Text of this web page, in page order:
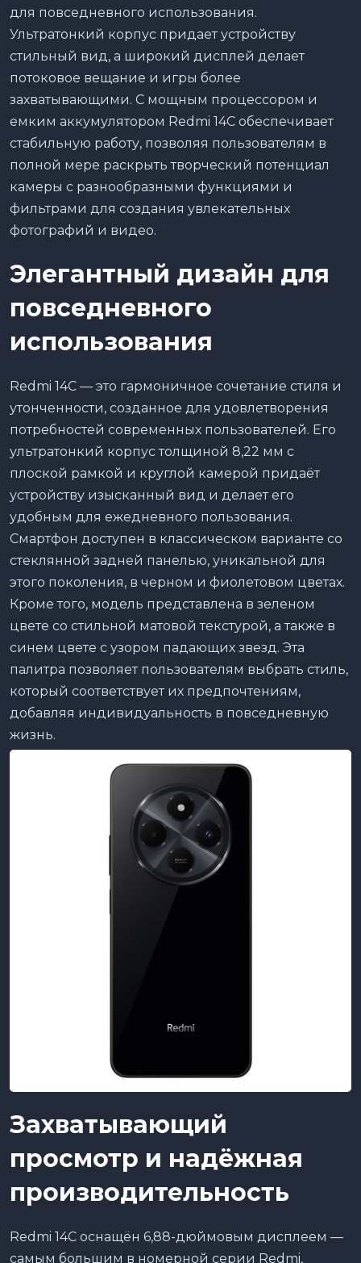
для повседневного использования.
Ультратонкий корпус придает устройству
стильный вид, а широкий дисплей делает
потоковое вещание и игры более
захватывающими. С мощным процессором и
емким аккумулятором Redmi 14C обеспечивает
стабильную работу, позволяя пользователям в
полной мере раскрыть творческий потенциал
камеры с разнообразными функциями и
фильтрами для создания увлекательных
фотографий и видео.
Элегантный дизайн для
повседневного
использования
Redmi 14C — это гармоничное сочетание стиля и
утонченности, созданное для удовлетворения
потребностей современных пользователей. Его
ультратонкий корпус толщиной 8,22 мм с
плоской рамкой и круглой камерой придаёт
устройству изысканный вид и делает его
удобным для ежедневного пользования.
Смартфон доступен в классическом варианте со
стеклянной задней панелью, уникальной для
этого поколения, в черном и фиолетовом цветах.
Кроме того, модель представлена в зеленом
цвете со стильной матовой текстурой, а также в
синем цвете с узором падающих звезд. Эта
палитра позволяет пользователям выбрать стиль,
который соответствует их предпочтениям,
добавляя индивидуальность в повседневную
жизнь.
Захватывающий
просмотр и надёжная
производительность
Redmi 14C оснащён 6,88-дюймовым дисплеем —
самым большим в номерной серии Redmi,